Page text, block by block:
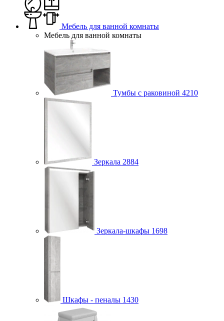
Мебель для ванной комнаты
Мебель для ванной комнаты
Тумбы с раковиной 4210
Зеркала 2884
Зеркала-шкафы 1698
Шкафы - пеналы 1430